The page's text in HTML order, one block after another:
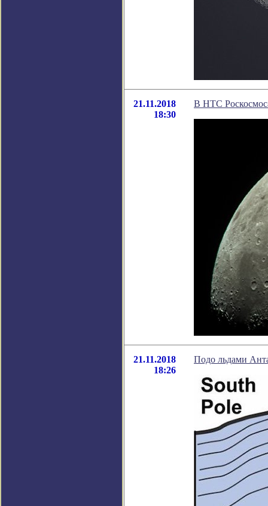
21.11.2018
18:30
В НТС
21.11.2018
18:26
Подо льдами